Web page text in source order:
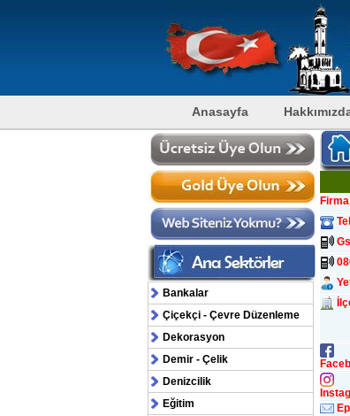
Anasayfa
Bankalar
Çiçekçi - Çevre Düzenleme
Dekorasyon
Demir - Çelik
Denizcilik
Eğitim
Firma